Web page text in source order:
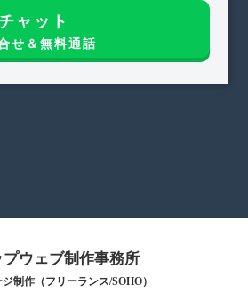
ャット
せ＆無料通話
ウェブ制作事務所
制作（フリーランス/SOHO）